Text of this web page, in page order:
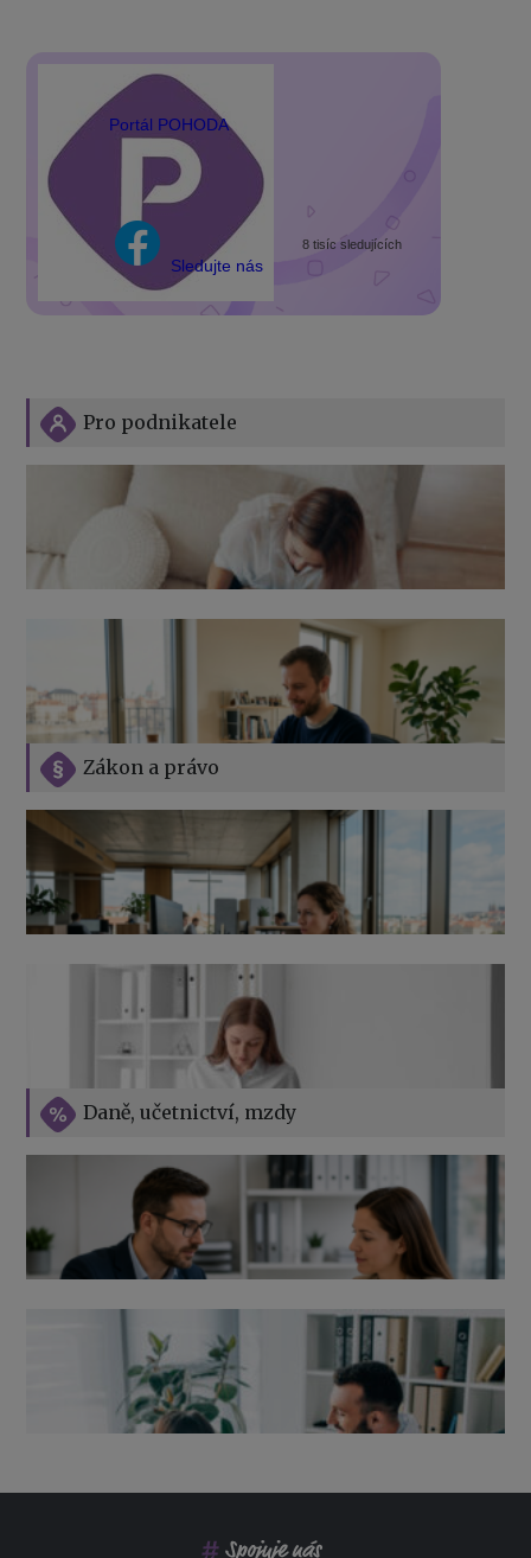
Portál POHODA
Sledujte nás
8 tisíc sledujících
Daně, učetnictví, mzdy
Zákon a právo
Vše o překážkách v práci na straně zaměstnavatele
Výpověď ze zdravotních důvodů 2026 – průvodce pro
zaměstnavatele
Pro podnikatele
Jak na podnikání při rodičovské dovolené
Přehledy pro OSSZ a zdravotní pojišťovny – jak na ně
v roce 2026